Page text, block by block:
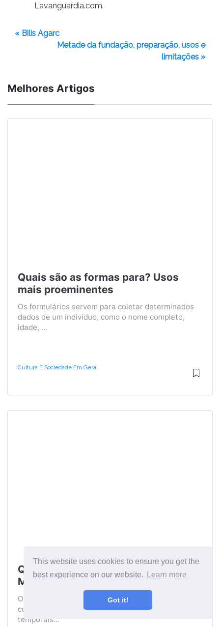
This website uses cookies to ensure you get the
best experience on our website.
Learn more
Got it!
Lavanguardia.com.
« Bilis Agarc
Metade da fundação, preparação, usos e
limitações »
Melhores Artigos
Quais são as formas para? Usos
mais proeminentes
Os formulários servem para coletar determinados
dados de um indivíduo, como o nome completo,
idade, ...
Cultura E Sociedade Em Geral
Quais são os horizontes culturais da
Mesoamérica?
Os horizontes culturais da Mesoamérica são o
conjunto de características características e
temporais...